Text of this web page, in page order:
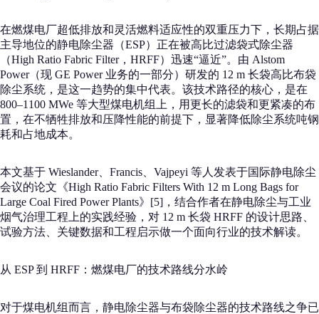
在燃煤电厂超低排放和灵活燃料适应性的双重压力下，长期占据
主导地位的静电除尘器（ESP）正在被高比过滤袋式除尘器
（High Ratio Fabric Filter，HRFF）迅速“逼近”。由 Alstom
Power（现 GE Power 业务的一部分）研发的 12 m 长袋高比布袋
除尘系统，是这一趋势的集中代表。该技术路径的核心，是在
800–1100 MWe 等大型煤电机组上，用更长的滤袋和更紧凑的布
置，在不牺牲排放和压降性能的前提下，显著降低除尘系统吨钢
耗和占地成本。
本文基于 Wieslander、Francis、Vajpeyi 等人发表于国际静电除尘
会议的论文《High Ratio Fabric Filters With 12 m Long Bags for
Large Coal Fired Power Plants》[5]，结合作者在静电除尘与工业
烟气治理工程上的实践经验，对 12 m 长袋 HRFF 的设计思路、
试验方法、关键数据和工程启示做一个面向行业的技术解读。
从 ESP 到 HRFF：燃煤电厂的技术路线分水岭
对于煤电机组而言，静电除尘器与布袋除尘器的技术路线之争已